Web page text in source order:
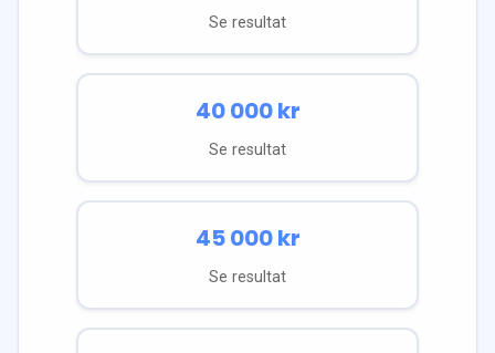
Se resultat
40 000kr
Se resultat
45 000kr
Se resultat